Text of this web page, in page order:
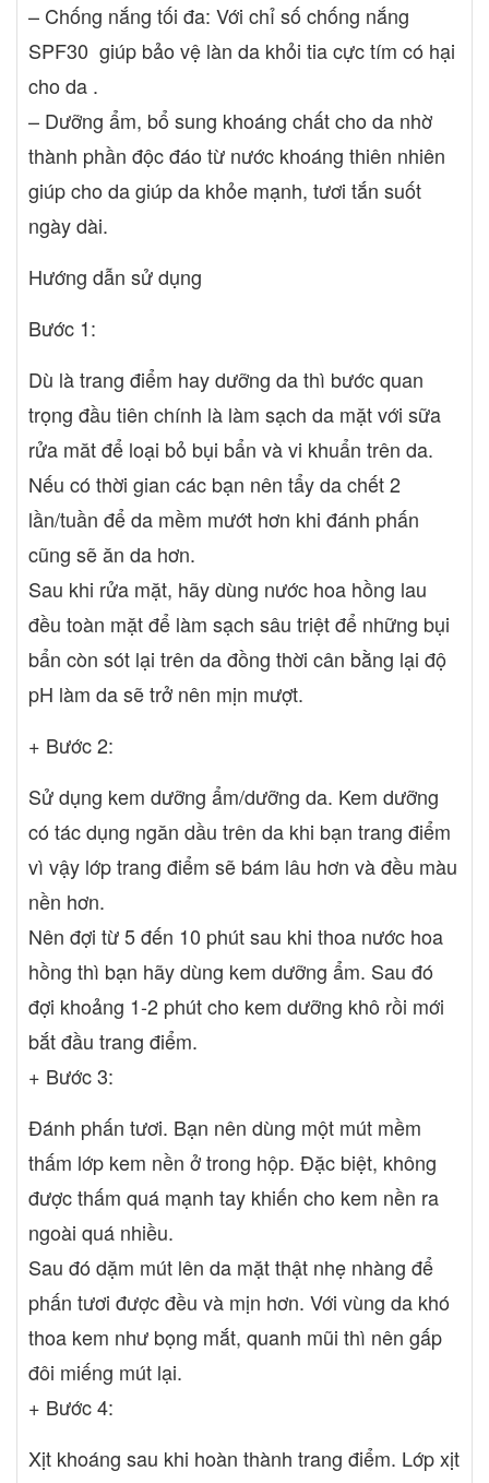
– Chống nắng tối đa: Với chỉ số chống nắng
SPF30 giúp bảo vệ làn da khỏi tia cực tím có hại
cho da .
– Dưỡng ẩm, bổ sung khoáng chất cho da nhờ
thành phần độc đáo từ nước khoáng thiên nhiên
giúp cho da giúp da khỏe mạnh, tươi tắn suốt
ngày dài.
Hướng dẫn sử dụng
Bước 1:
Dù là trang điểm hay dưỡng da thì bước quan
trọng đầu tiên chính là làm sạch da mặt với sữa
rửa măt để loại bỏ bụi bẩn và vi khuẩn trên da.
Nếu có thời gian các bạn nên tẩy da chết 2
lần/tuần để da mềm mướt hơn khi đánh phấn
cũng sẽ ăn da hơn.
Sau khi rửa mặt, hãy dùng nước hoa hồng lau
đều toàn mặt để làm sạch sâu triệt để những bụi
bẩn còn sót lại trên da đồng thời cân bằng lại độ
pH làm da sẽ trở nên mịn mượt.
+ Bước 2:
Sử dụng kem dưỡng ẩm/dưỡng da. Kem dưỡng
có tác dụng ngăn dầu trên da khi bạn trang điểm
vì vậy lớp trang điểm sẽ bám lâu hơn và đều màu
nền hơn.
Nên đợi từ 5 đến 10 phút sau khi thoa nước hoa
hồng thì bạn hãy dùng kem dưỡng ẩm. Sau đó
đợi khoảng 1-2 phút cho kem dưỡng khô rồi mới
bắt đầu trang điểm.
+ Bước 3:
Đánh phấn tươi. Bạn nên dùng một mút mềm
thấm lớp kem nền ở trong hộp. Đặc biệt, không
được thấm quá mạnh tay khiến cho kem nền ra
ngoài quá nhiều.
Sau đó dặm mút lên da mặt thật nhẹ nhàng để
phấn tươi được đều và mịn hơn. Với vùng da khó
thoa kem như bọng mắt, quanh mũi thì nên gấp
đôi miếng mút lại.
+ Bước 4:
Xịt khoáng sau khi hoàn thành trang điểm. Lớp xịt